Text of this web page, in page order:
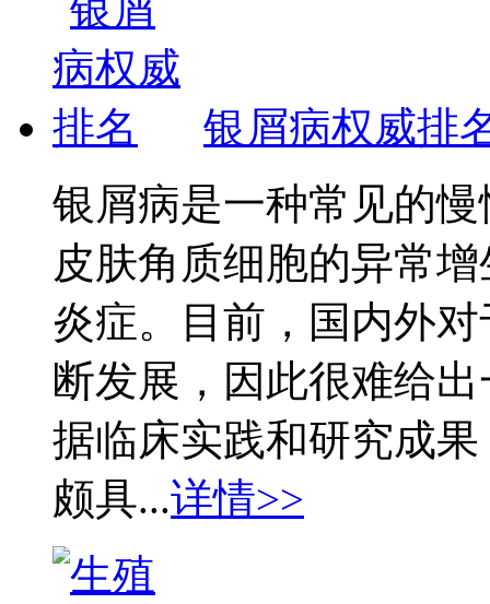
银屑病权威排
银屑病是一种常见的
皮肤角质细胞的异常
炎症。目前，国内外
断发展，因此很难给
据临床实践和研究成
颇具...详情>>